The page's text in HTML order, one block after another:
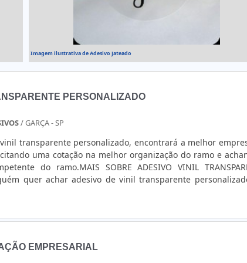
Imagem ilustrativa de Adesivo Jateado
PERSONALIZADO
/ GARÇA - SP
transparente personalizado, encontrará a melhor
uma cotação na melhor organização do ramo e
do ramo.MAIS SOBRE ADESIVO VINIL
quer achar adesivo de vinil transparente
qualificada, acha a GID - Soluções em Adesivos. É
de ferro fundido e etiquetas em aço escovado, oferecendo o
ao cliente.Ainda focando em adesivo vinil
custo-benefício, detalhes que passam
para os clientes.É importante lembrar que o produto
EMPRESARIAL